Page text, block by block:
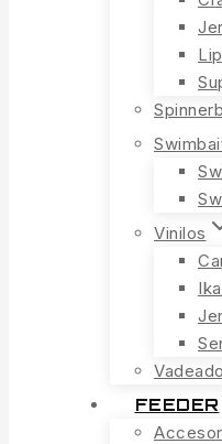
Vinilos
FEEDER